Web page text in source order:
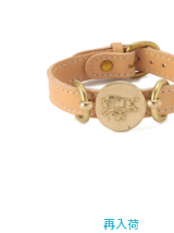
再入荷